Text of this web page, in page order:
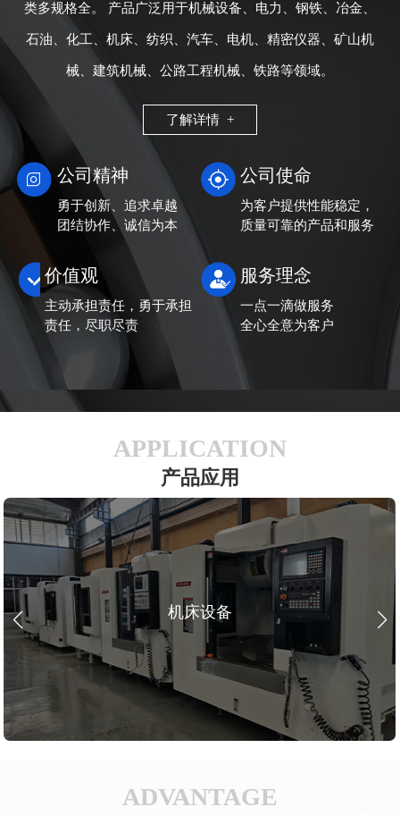
类多规格全。 产品广泛用于机械设备、电力、钢铁、冶金、
石油、化工、机床、纺织、汽车、电机、精密仪器、矿山机
械、建筑机械、公路工程机械、铁路等领域。
了解详情 +
公司精神
勇于创新、追求卓越
团结协作、诚信为本
公司使命
为客户提供性能稳定，
质量可靠的产品和服务
价值观
主动承担责任，勇于承担
责任，尽职尽责
服务理念
一点一滴做服务
全心全意为客户
APPLICATION
产品应用
机床设备
ADVANTAGE